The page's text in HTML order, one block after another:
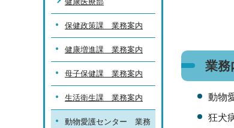
業務
動物
狂犬
保健政策課 業務案内
健康増進課 業務案内
母子保健課 業務案内
生活衛生課 業務案内
動物愛護センター 業務